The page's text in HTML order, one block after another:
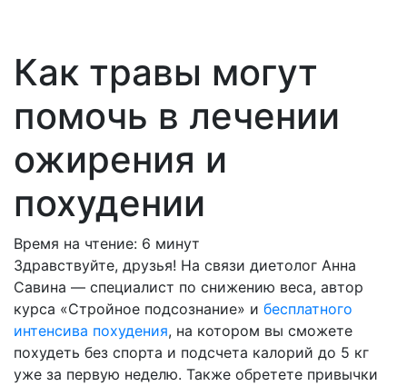
Как травы могут
помочь в лечении
ожирения и
похудении
Время на чтение: 6 минут
Здравствуйте, друзья! На связи диетолог Анна
Савина — специалист по снижению веса, автор
курса «Стройное подсознание» и бесплатного
интенсива похудения, на котором вы сможете
похудеть без спорта и подсчета калорий до 5 кг
уже за первую неделю. Также обретете привычки